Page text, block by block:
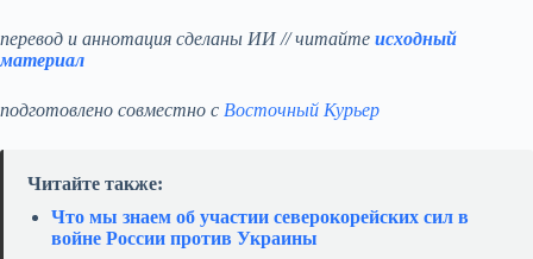
перевод и аннотация сделаны ИИ // читайте исходный
материал
подготовлено совместно с Восточный Курьер
Читайте также:
Что мы знаем об участии северокорейских сил в
войне России против Украины